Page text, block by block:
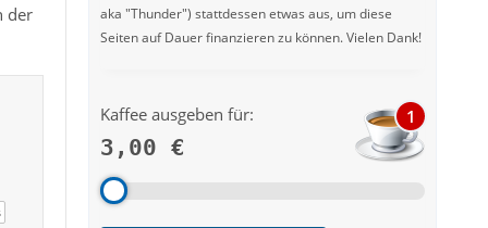
der
aka "Thunder") stattdessen etwas aus, um diese
Seiten auf Dauer finanzieren zu können. Vielen Dank!
Kaffee ausgeben für:
3,00 €
1